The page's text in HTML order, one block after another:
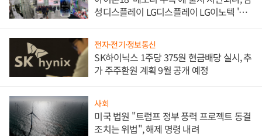
성디스플레이 LG디스플레이 LG이노텍 '탈
전자·전기·정보통신
SK하이닉스 1주당 375원 현금배당 실시, 추
가 주주환원 계획 9월 공개 예정
사회
미국 법원 "트럼프 정부 풍력 프로젝트 동결
조치는 위법", 해제 명령 내려